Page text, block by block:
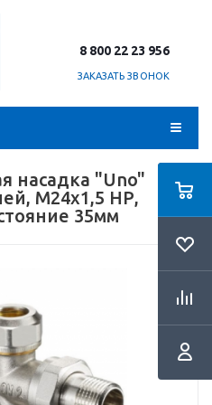
8 800 22 23 956
ЗАКАЗАТЬ ЗВОНОК
насадка "Uno"
М24х1,5 НР,
35мм